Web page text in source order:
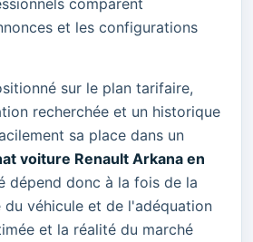
comparent
et les configurations
sur le plan tarifaire,
recherchée et un historique
sa place dans un
voiture Renault Arkana en
dépend donc à la fois de la
véhicule et de l'adéquation
et la réalité du marché